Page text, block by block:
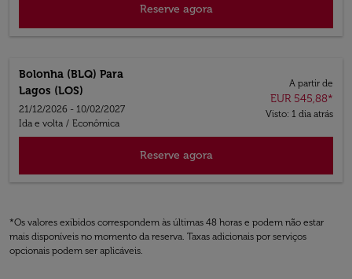
Reserve agora
Bolonha (BLQ) Para
Lagos (LOS)
21/12/2026 - 10/02/2027
Ida e volta / Econômica
A partir de
EUR 545,88*
Visto: 1 dia atrás
Reserve agora
*Os valores exibidos correspondem às últimas 48 horas e podem não estar
mais disponíveis no momento da reserva. Taxas adicionais por serviços
opcionais podem ser aplicáveis.